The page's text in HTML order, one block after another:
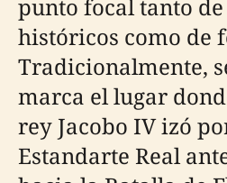
punto focal tanto de
históricos como de
Tradicionalmente,
marca el lugar
rey Jacobo IV izó
Estandarte Real